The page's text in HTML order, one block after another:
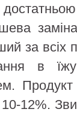
за всіх
в
10-12%.